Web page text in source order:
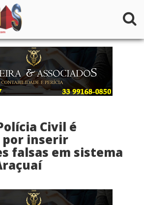
Civil é
por inserir
falsas em sistema